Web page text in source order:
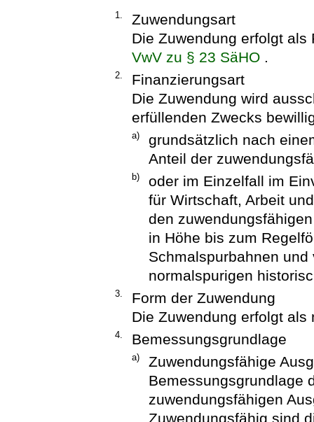
1.
Zuwendungsart
Die Zuwendung erfolgt
VwV zu § 23 SäHO.
2.
Finanzierungsart
Die Zuwendung wird
erfüllenden Zwecks
a)
grundsätzlich nach
Anteil der
b)
oder im Einzelfall im
für Wirtschaft, Arbeit
den
in Höhe bis zum
Schmalspurbahnen
normalspurigen
3.
Form der Zuwendung
Die Zuwendung erfolgt
4. Bemessungsgrundlage
a)
Zuwendungsfähige
Bemessungsgrundlage
zuwendungsfähigen
Zuwendungsfähig sind